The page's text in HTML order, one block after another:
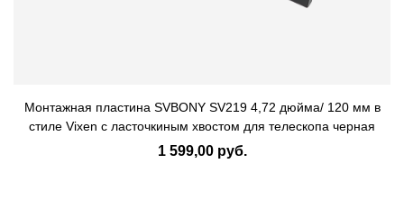
Монтажная пластина SVBONY SV219 4,72 дюйма/ 120 мм в
стиле Vixen с ласточкиным хвостом для телескопа черная
1 599,00 руб.